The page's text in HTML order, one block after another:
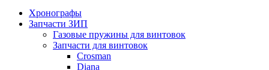
Хронографы
Запчасти ЗИП
Газовые пружины для винтовок
Запчасти для винтовок
Crosman
Diana